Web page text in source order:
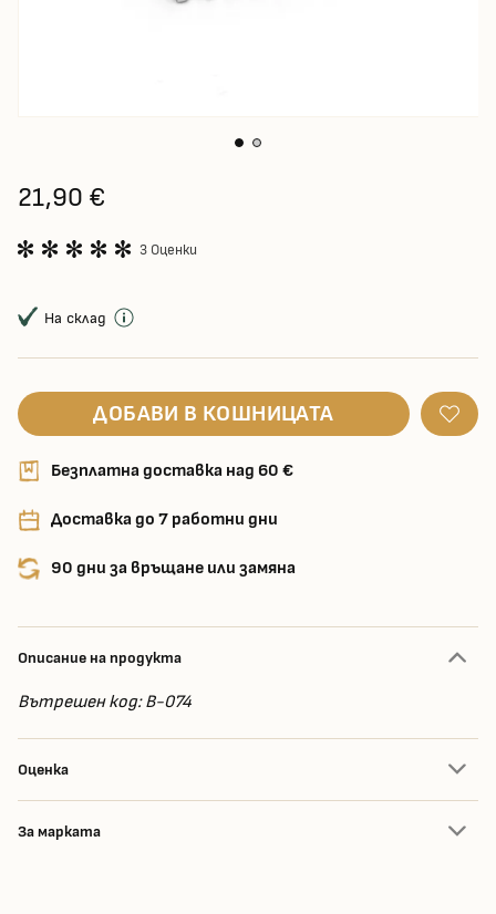
21,90 €
3 Оценки
На склад
ДОБАВИ В КОШНИЦАТА
Безплатна доставка над 60 €
Доставка до 7 работни дни
90 дни за връщане или замяна
Описание на продукта
Вътрешен код: B-074
Оценка
За марката